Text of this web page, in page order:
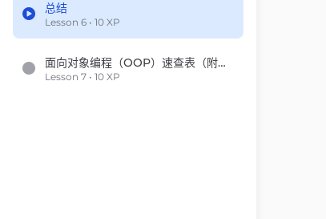
总结
Lesson 6 • 10 XP
面向对象编程（OOP）速查表（附加）
Lesson 7 • 10 XP